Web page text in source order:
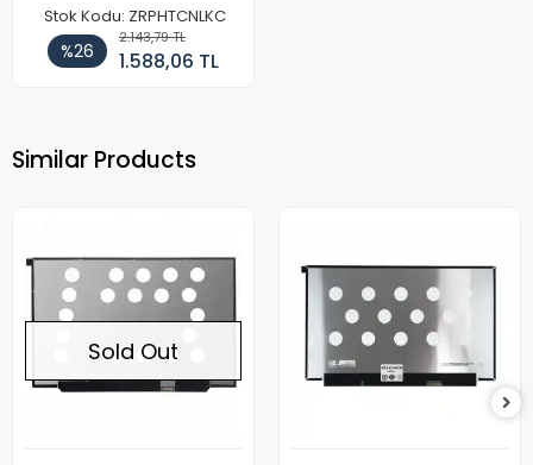
Stok Kodu: ZRPHTCNLKC
%26
2.143,79 TL
1.588,06 TL
Similar Products
Sold Out